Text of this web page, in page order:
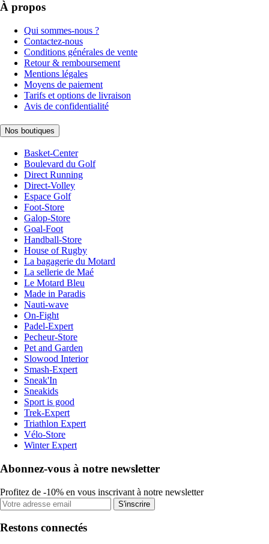
À propos
Qui sommes-nous ?
Contactez-nous
Conditions générales de vente
Retour & remboursement
Mentions légales
Moyens de paiement
Tarifs et options de livraison
Avis de confidentialité
Nos boutiques
Basket-Center
Boulevard du Golf
Direct Running
Direct-Volley
Espace Golf
Foot-Store
Galop-Store
Goal-Foot
Handball-Store
House of Rugby
La bagagerie du Motard
La sellerie de Maé
Le Motard Bleu
Made in Paradis
Nauti-wave
On-Fight
Padel-Expert
Pecheur-Store
Pet and Garden
Slowood Interior
Smash-Expert
Sneak'In
Sneakids
Sport is good
Trek-Expert
Triathlon Expert
Vélo-Store
Winter Expert
Abonnez-vous à notre newsletter
Profitez de -10% en vous inscrivant à notre newsletter
S'inscrire
Restons connectés